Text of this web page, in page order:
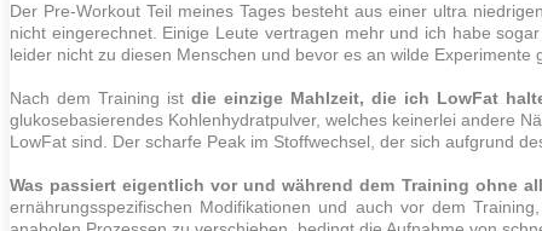
Der Pre-Workout Teil meines Tages besteht aus einer ultra
nicht eingerechnet. Einige Leute vertragen mehr und ich habe
leider nicht zu diesen Menschen und bevor es an wilde
Nach dem Training ist die einzige Mahlzeit, die ich LowFat
glukosebasierendes Kohlenhydratpulver, welches keinerlei andere
LowFat sind. Der scharfe Peak im Stoffwechsel , der sich aufgrund
Was passiert eigentlich vor und während dem Training ohne
ernährungsspezifischen Modifikationen und auch vor demTraining